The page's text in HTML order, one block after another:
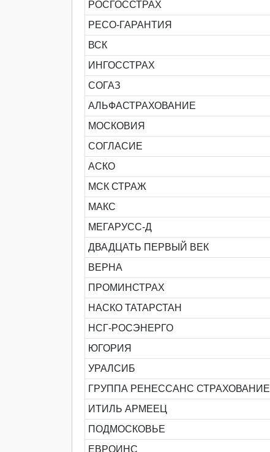
РОСГОССТРАХ
РЕСО-ГАРАНТИЯ
ВСК
ИНГОССТРАХ
СОГАЗ
АЛЬФАСТРАХОВАНИЕ
МОСКОВИЯ
СОГЛАСИЕ
АСКО
МСК СТРАЖ
МАКС
МЕГАРУСС-Д
ДВАДЦАТЬ ПЕРВЫЙ ВЕК
ВЕРНА
ПРОМИНСТРАХ
НАСКО ТАТАРСТАН
НСГ-РОСЭНЕРГО
ЮГОРИЯ
УРАЛСИБ
ГРУППА РЕНЕССАНС СТРАХОВАНИЕ
ИТИЛЬ АРМЕЕЦ
ПОДМОСКОВЬЕ
ЕВРОИНС